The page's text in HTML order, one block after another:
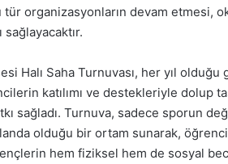
tür organizasyonların devam etmesi,
Halı Saha Turnuvası, her yıl
katılımı ve destekleriyle dolup
sağladı. Turnuva, sadece sporun
olduğu bir ortam sunarak,
hem fiziksel hem de sosyal